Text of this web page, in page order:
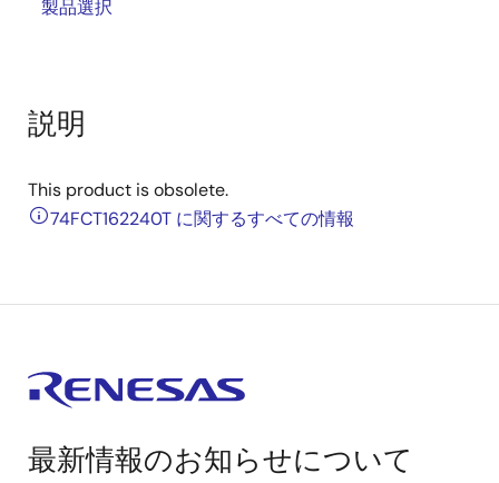
製品選択
説明
This product is obsolete.
74FCT162240T に関するすべての情報
最新情報のお知らせについて